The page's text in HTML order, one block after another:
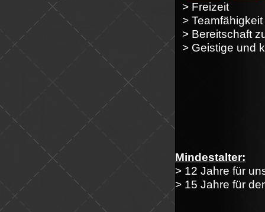
> Freizeit
> Teamfähigkeit
> Bereitschaft
> Geistige und
Mindestalter:
> 12 Jahre für
> 15 Jahre für